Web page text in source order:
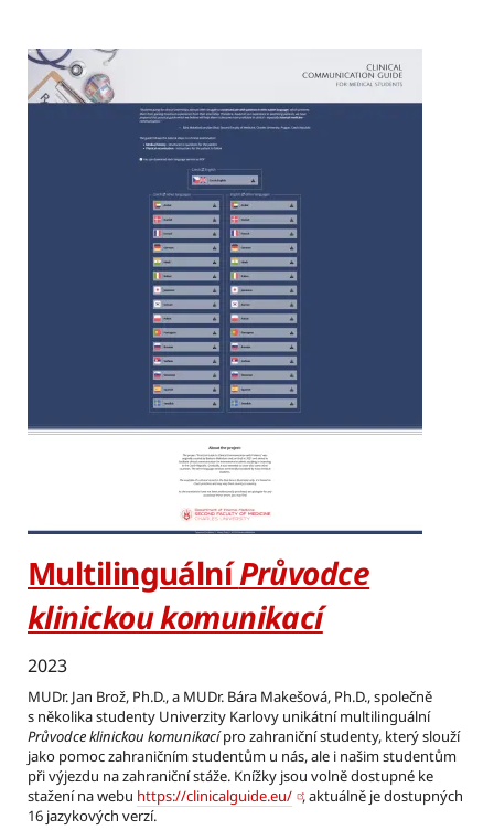
MultilinguálníPrůvodce
klinickou komunikací
2023
MUDr. Jan Brož, Ph.D., a MUDr. Bára Makešová, Ph.D., společně
s několika studenty Univerzity Karlovy unikátní multilinguální
Průvodce klinickou komunikacípro zahraniční studenty, který slouží
jako pomoc zahraničním studentům u nás, ale i našim studentům
při výjezdu na zahraniční stáže. Knížky jsou volně dostupné ke
stažení na webu https://clinicalguide.eu/ , aktuálně je dostupných
16 jazykových verzí.